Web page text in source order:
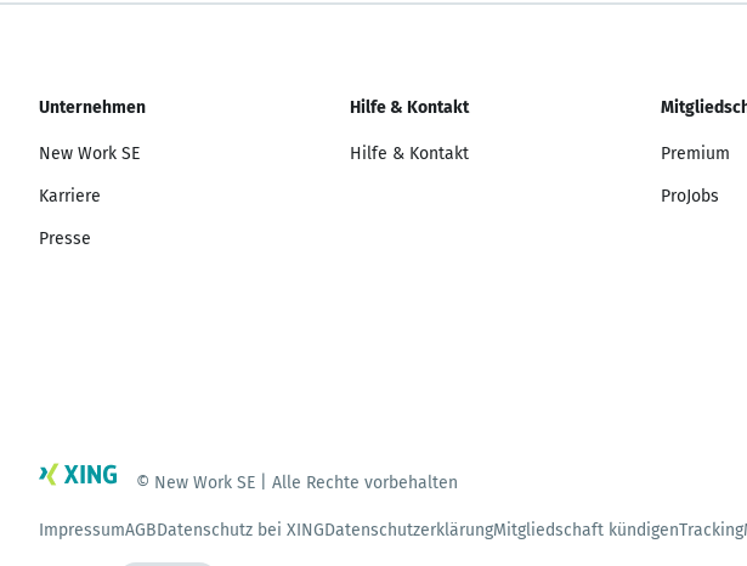
Unternehmen
New Work SE
Karriere
Presse
Hilfe & Kontakt
Hilfe & Kontakt Premium
ProJobs
© New Work SE | Alle Rechte vorbehalten
ImpressumAGBDatenschutz bei XINGDatenschutzerklärungMitgliedschaft kündigenTracking